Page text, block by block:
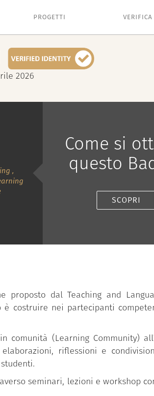
PROGETTI VERIFICA
2026
,
Come si
questo
SCOPRI
dal Teaching and
costruire nei partecipanti
(Learning Community)
riflessioni e
seminari, lezioni e workshop